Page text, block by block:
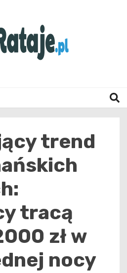
trend
tracą
zł w
nocy